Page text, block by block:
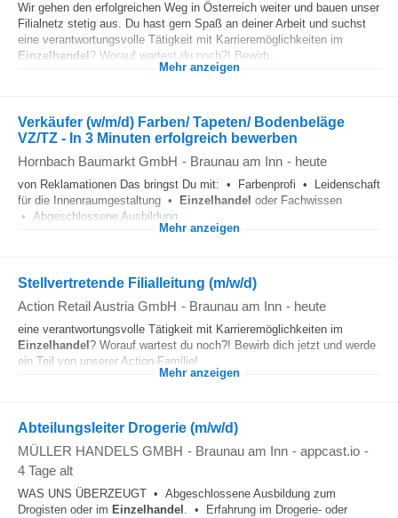
Wir gehen den erfolgreichen Weg in Österreich weiter und bauen unser
Filialnetz stetig aus. Du hast gern Spaß an deiner Arbeit und suchst
eine verantwortungsvolle Tätigkeit mit Karrieremöglichkeiten im
Einzelhandel? Worauf wartest du noch?! Bewirb...
Mehr anzeigen
Verkäufer (w/m/d) Farben/ Tapeten/ Bodenbeläge
VZ/TZ - In 3 Minuten erfolgreich bewerben
Hornbach Baumarkt GmbH - Braunau am Inn - heute
von Reklamationen Das bringst Du mit: • Farbenprofi • Leidenschaft
für die Innenraumgestaltung • Einzelhandel oder Fachwissen
• Abgeschlossene Ausbildung...
Mehr anzeigen
Stellvertretende Filialleitung (m/w/d)
Action Retail Austria GmbH - Braunau am Inn - heute
eine verantwortungsvolle Tätigkeit mit Karrieremöglichkeiten im
Einzelhandel? Worauf wartest du noch?! Bewirb dich jetzt und werde
ein Teil von unserer Action-Familie!...
Mehr anzeigen
Abteilungsleiter Drogerie (m/w/d)
MÜLLER HANDELS GMBH - Braunau am Inn - appcast.io -
4 Tage alt
WAS UNS ÜBERZEUGT • Abgeschlossene Ausbildung zum
Drogisten oder im Einzelhandel . • Erfahrung im Drogerie- oder